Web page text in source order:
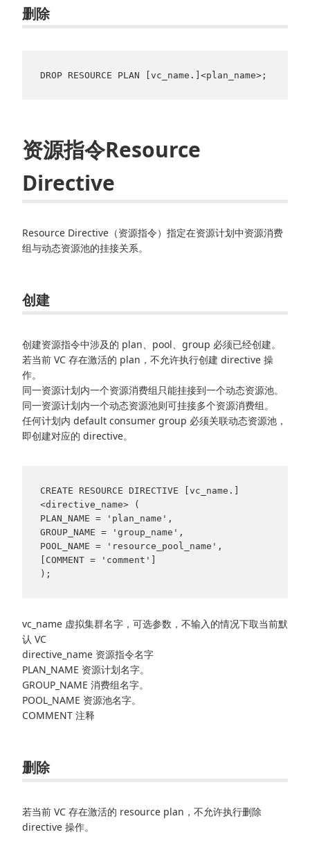
删除
DROP RESOURCE PLAN [vc_name.]<plan_name>;
资源指令Resource
Directive
Resource Directive（资源指令）指定在资源计划中资源消费
组与动态资源池的挂接关系。
创建
创建资源指令中涉及的 plan、pool、group 必须已经创建。
若当前 VC 存在激活的 plan，不允许执行创建 directive 操
作。
同一资源计划内一个资源消费组只能挂接到一个动态资源池。
同一资源计划内一个动态资源池则可挂接多个资源消费组。
任何计划内 default consumer group 必须关联动态资源池，
即创建对应的 directive。
CREATE RESOURCE DIRECTIVE [vc_name.]
<directive_name> (
PLAN_NAME = 'plan_name',
GROUP_NAME = 'group_name',
POOL_NAME = 'resource_pool_name',
[COMMENT = 'comment']
vc_name 虚拟集群名字，可选参数，不输入的情况下取当前默
认 VC
directive_name 资源指令名字
PLAN_NAME 资源计划名字。
GROUP_NAME 消费组名字。
POOL_NAME 资源池名字。
COMMENT 注释
删除
若当前 VC 存在激活的 resource plan，不允许执行删除
directive 操作。